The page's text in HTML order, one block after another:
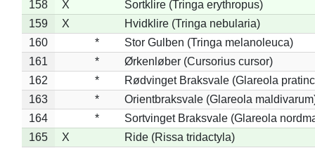
158
X
Sortklire (Tringa erythropus)
159
X
Hvidklire (Tringa nebularia)
160
*
Stor Gulben (Tringa melanoleuca)
161
*
Ørkenløber (Cursorius cursor)
162
*
Rødvinget Braksvale (Glareola
163
*
Orientbraksvale (Glareola
164
*
Sortvinget Braksvale (Glareola
165
X
Ride (Rissa tridactyla)